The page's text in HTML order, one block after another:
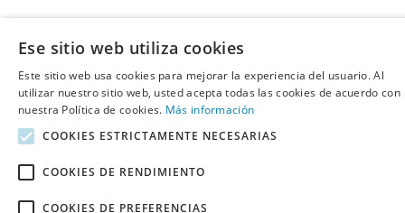
Ese sitio web utiliza cookies
Este sitio web usa cookies para mejorar la experiencia del usuario. Al
utilizar nuestro sitio web, usted acepta todas las cookies de acuerdo con
nuestra Política de cookies. Más información
COOKIES ESTRICTAMENTE NECESARIAS
COOKIES DE RENDIMIENTO
COOKIES DE PREFERENCIAS